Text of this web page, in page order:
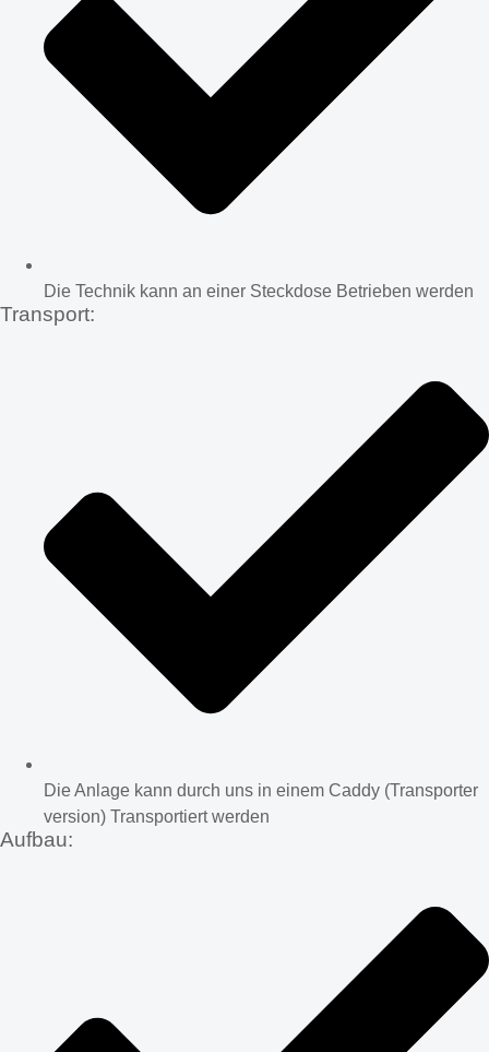
Die Technik kann an einer Steckdose Betrieben werden
Transport:
Die Anlage kann durch uns in einem Caddy (Transporter
version) Transportiert werden
Aufbau: